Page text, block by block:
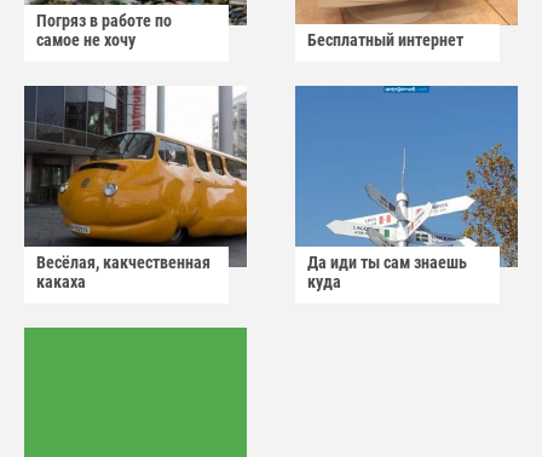
Погряз в работе по
самое не хочу
Бесплатный интернет
Весёлая, какчественная
какаха
Да иди ты сам знаешь
куда